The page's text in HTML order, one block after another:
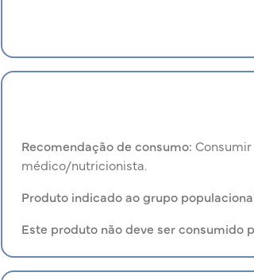
Recomendação de consumo:
médico/nutricionista.
Produto indicado ao grupo
Este produto não deve ser consumido